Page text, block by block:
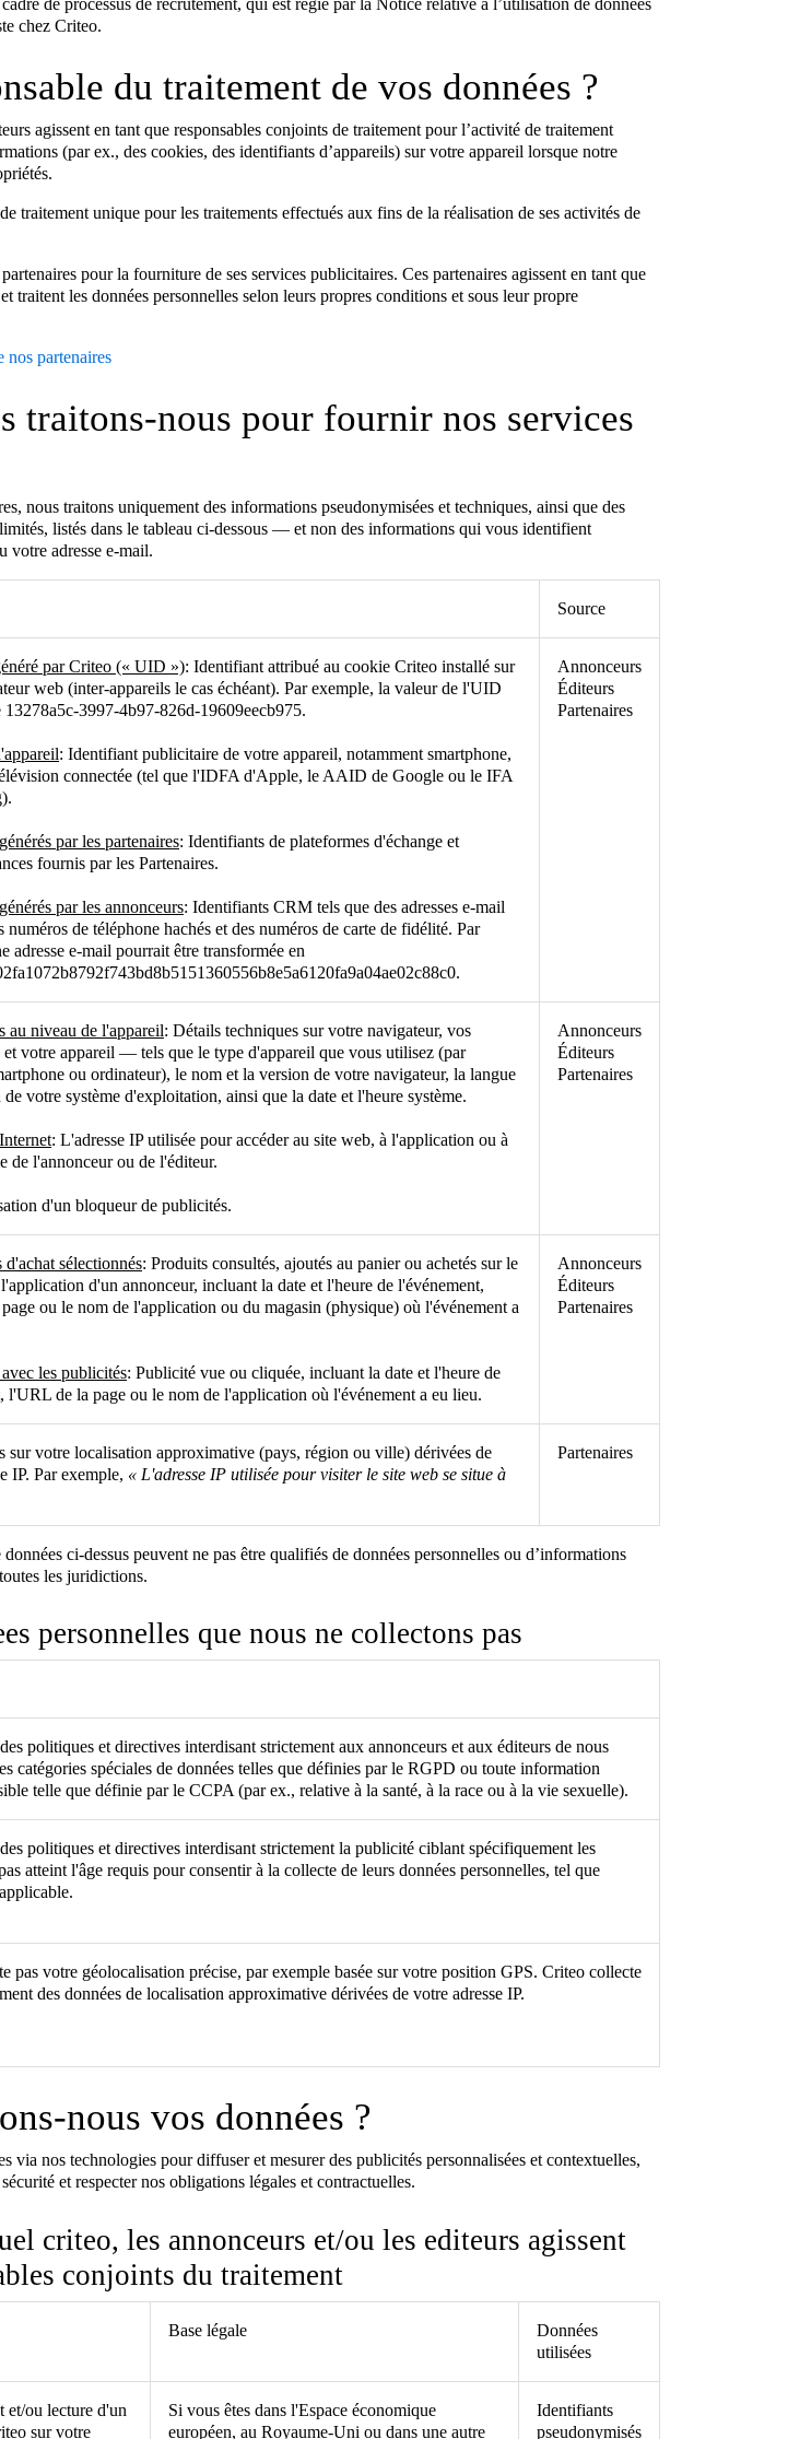
de processus de recrutement, qui est régie par la Notice relative à l’utilisation de données
chez Criteo.
du traitement de vos données ?
agissent en tant que responsables conjoints de traitement pour l’activité de traitement
(par ex., des cookies, des identifiants d’appareils) sur votre appareil lorsque notre
traitement unique pour les traitements effectués aux fins de la réalisation de ses activités de
pour la fourniture de ses services publicitaires. Ces partenaires agissent en tant que
traitent les données personnelles selon leurs propres conditions et sous leur propre
partenaires
traitons-nous pour fournir nos services
nous traitons uniquement des informations pseudonymisées et techniques, ainsi que des
listés dans le tableau ci-dessous — et non des informations qui vous identifient
votre adresse e-mail.
Source
par Criteo (« UID »): Identifiant attribué au cookie Criteo installé sur
web (inter-appareils le cas échéant). Par exemple, la valeur de l'UID
13278a5c-3997-4b97-826d-19609eecb975.
: Identifiant publicitaire de votre appareil, notamment smartphone,
connectée (tel que l'IDFA d'Apple, le AAID de Google ou le IFA
par les partenaires: Identifiants de plateformes d'échange et
fournis par les Partenaires.
par les annonceurs: Identifiants CRM tels que des adresses e-mail
numéros de téléphone hachés et des numéros de carte de fidélité. Par
adresse e-mail pourrait être transformée en
Annonceurs
Éditeurs
Partenaires
au niveau de l'appareil: Détails techniques sur votre navigateur, vos
et votre appareil — tels que le type d'appareil que vous utilisez (par
ou ordinateur), le nom et la version de votre navigateur, la langue
votre système d'exploitation, ainsi que la date et l'heure système.
: L'adresse IP utilisée pour accéder au site web, à l'application ou à
de l'annonceur ou de l'éditeur.
d'un bloqueur de publicités.
Annonceurs
Éditeurs
Partenaires
d'achat sélectionnés: Produits consultés, ajoutés au panier ou achetés sur le
d'un annonceur, incluant la date et l'heure de l'événement,
ou le nom de l'application ou du magasin (physique) où l'événement a
les publicités: Publicité vue ou cliquée, incluant la date et l'heure de
l'URL de la page ou le nom de l'application où l'événement a eu lieu.
Annonceurs
Éditeurs
Partenaires
sur votre localisation approximative (pays, région ou ville) dérivées de
IP. Par exemple, « L'adresse IP utilisée pour visiter le site web se situe à
Partenaires
ci-dessus peuvent ne pas être qualifiés de données personnelles ou d’informations
les juridictions.
personnelles que nous ne collectons pas
politiques et directives interdisant strictement aux annonceurs et aux éditeurs de nous
catégories spéciales de données telles que définies par le RGPD ou toute information
telle que définie par le CCPA (par ex., relative à la santé, à la race ou à la vie sexuelle).
politiques et directives interdisant strictement la publicité ciblant spécifiquement les
atteint l'âge requis pour consentir à la collecte de leurs données personnelles, tel que
pas votre géolocalisation précise, par exemple basée sur votre position GPS. Criteo collecte
des données de localisation approximative dérivées de votre adresse IP.
nous vos données ?
via nos technologies pour diffuser et mesurer des publicités personnalisées et contextuelles,
et respecter nos obligations légales et contractuelles.
criteo, les annonceurs et/ou les editeurs agissent
conjoints du traitement
Base légale
Données
utilisées
et/ou lecture d'un
sur votre
Si vous êtes dans l'Espace économique
européen, au Royaume-Uni ou dans une autre
Identifiants
pseudonymisés